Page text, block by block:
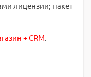
лицензии; пакет
+ CRM.